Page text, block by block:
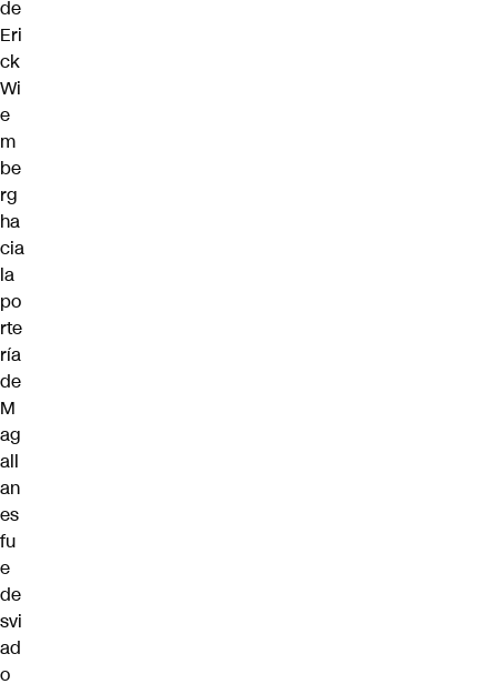
de
Eri
ck
Wi
e
m
be
rg
ha
cia
la
po
rte
ría
de
M
ag
all
an
es
fu
e
de
svi
ad
o